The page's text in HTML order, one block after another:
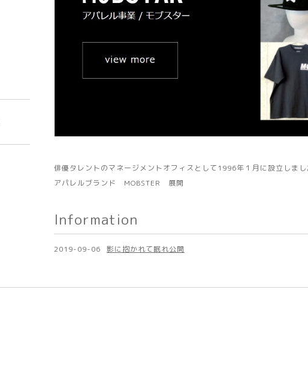
俳優タレントのマネージメントオフィスとして1996年１月に設立しま
アパレルブランド MOBSTER 展開
Information
2019-09-06 影に抱かれて眠れ公開